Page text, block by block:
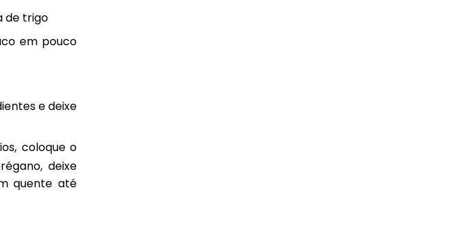
de trigo
em pouco
e deixe
coloque o
deixe
quente até